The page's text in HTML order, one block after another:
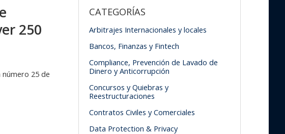
250
25 de
CATEGORÍAS
Arbitrajes Internacionales y locales
Bancos, Finanzas y Fintech
Compliance, Prevención de Lavado de
Dinero y Anticorrupción
Concursos y Quiebras y
Reestructuraciones
Contratos Civiles y Comerciales
Data Protection & Privacy